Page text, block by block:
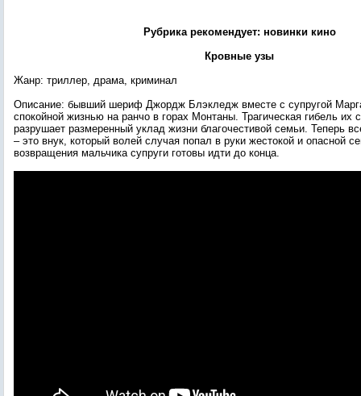
Рубрика рекомендует: новинки кино
Кровные узы
Жанр: триллер, драма, криминал
Описание: бывший шериф Джордж Блэкледж вместе с супругой
спокойной жизнью на ранчо в горах Монтаны. Трагическая гибель их
разрушает размеренный уклад жизни благочестивой семьи. Теперь
– это внук, который волей случая попал в руки жестокой и опасной
возвращения мальчика супруги готовы идти до конца.